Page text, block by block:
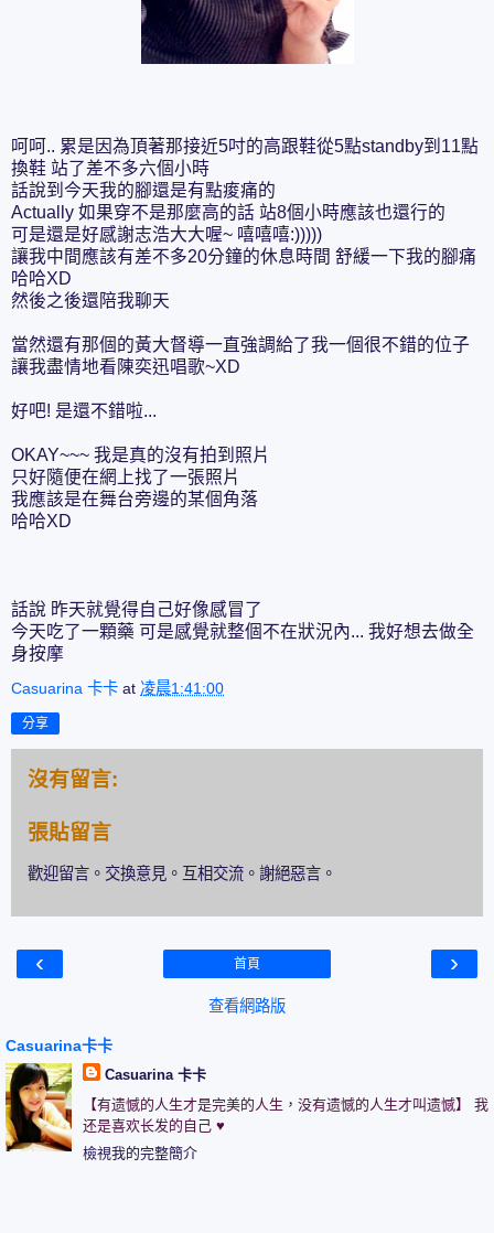
呵呵.. 累是因為頂著那接近5吋的高跟鞋從5點standby到11點
換鞋 站了差不多六個小時
話說到今天我的腳還是有點痠痛的
Actually 如果穿不是那麼高的話 站8個小時應該也還行的
可是還是好感謝志浩大大喔~ 嘻嘻嘻:)))))
讓我中間應該有差不多20分鐘的休息時間 舒緩一下我的腳痛
哈哈XD
然後之後還陪我聊天
當然還有那個的黃大督導一直強調給了我一個很不錯的位子
讓我盡情地看陳奕迅唱歌~XD
好吧! 是還不錯啦...
OKAY~~~ 我是真的沒有拍到照片
只好隨便在網上找了一張照片
我應該是在舞台旁邊的某個角落
哈哈XD
話說 昨天就覺得自己好像感冒了
今天吃了一顆藥 可是感覺就整個不在狀況內... 我好想去做全
身按摩
Casuarina 卡卡 at 凌晨1:41:00
分享
沒有留言:
張貼留言
歡迎留言。交換意見。互相交流。謝絕惡言。
‹ ›
首頁
查看網路版
Casuarina卡卡
Casuarina 卡卡
【有遗憾的人生才是完美的人生，没有遗憾的人生才叫遗憾】 我
还是喜欢长发的自己 ♥
檢視我的完整簡介